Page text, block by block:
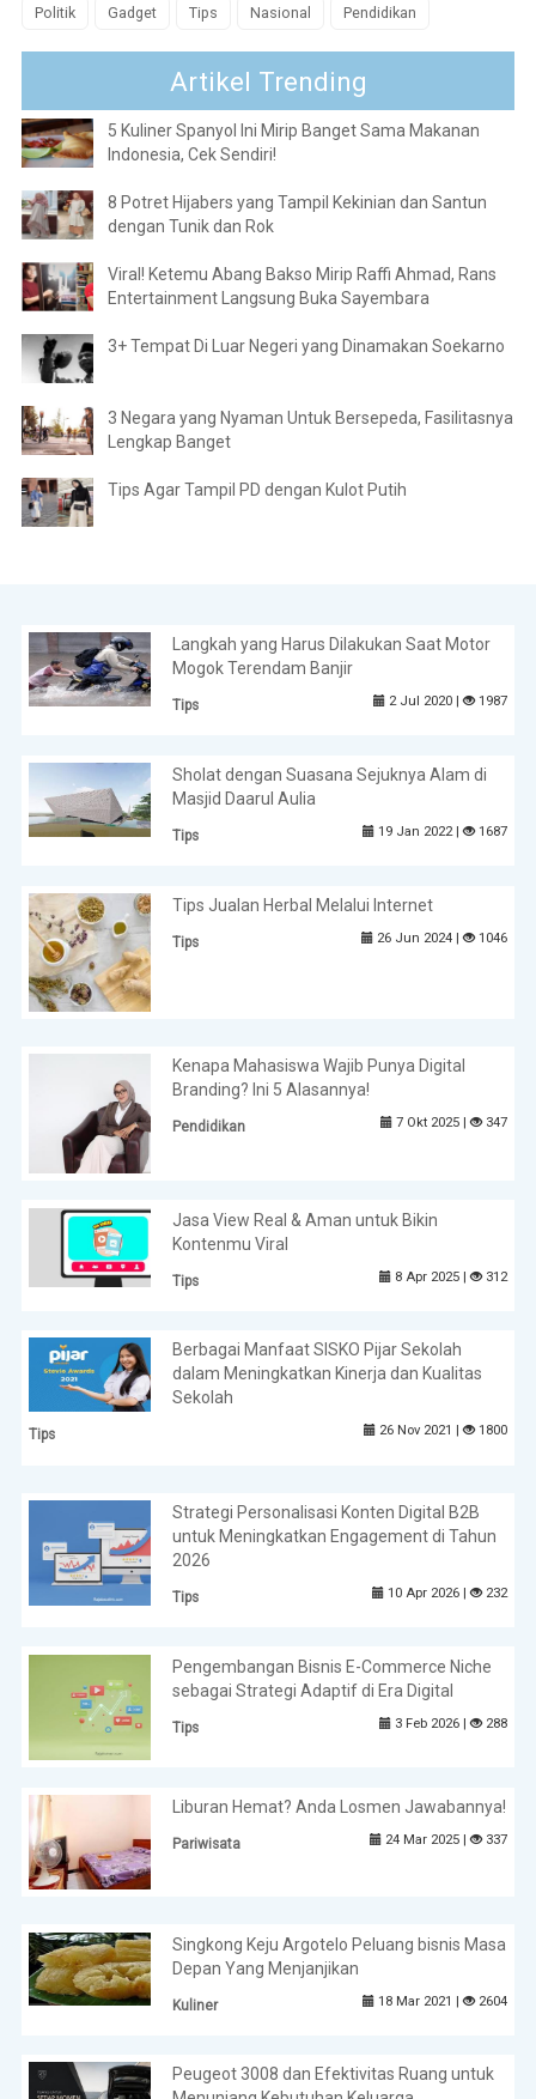
Politik Gadget Tips Nasional Pendidikan
Artikel Trending
5 Kuliner Spanyol Ini Mirip Banget Sama Makanan
Indonesia, Cek Sendiri!
8 Potret Hijabers yang Tampil Kekinian dan Santun
dengan Tunik dan Rok
Viral! Ketemu Abang Bakso Mirip Raffi Ahmad, Rans
Entertainment Langsung Buka Sayembara
3+ Tempat Di Luar Negeri yang Dinamakan Soekarno
3 Negara yang Nyaman Untuk Bersepeda, Fasilitasnya
Lengkap Banget
Tips Agar Tampil PD dengan Kulot Putih
Langkah yang Harus Dilakukan Saat Motor
Mogok Terendam Banjir
Tips 2 Jul 2020 | 1987
Sholat dengan Suasana Sejuknya Alam di
Masjid Daarul Aulia
Tips 19 Jan 2022 | 1687
Tips Jualan Herbal Melalui Internet
Tips 26 Jun 2024 | 1046
Kenapa Mahasiswa Wajib Punya Digital
Branding? Ini 5 Alasannya!
Pendidikan 7 Okt 2025 | 347
Jasa View Real & Aman untuk Bikin
Kontenmu Viral
Tips 8 Apr 2025 | 312
Berbagai Manfaat SISKO Pijar Sekolah
dalam Meningkatkan Kinerja dan Kualitas
Sekolah
Tips 26 Nov 2021 | 1800
Strategi Personalisasi Konten Digital B2B
untuk Meningkatkan Engagement di Tahun
2026
Tips 10 Apr 2026 | 232
Pengembangan Bisnis E-Commerce Niche
sebagai Strategi Adaptif di Era Digital
Tips 3 Feb 2026 | 288
Liburan Hemat? Anda Losmen Jawabannya!
Pariwisata 24 Mar 2025 | 337
Singkong Keju Argotelo Peluang bisnis Masa
Depan Yang Menjanjikan
Kuliner 18 Mar 2021 | 2604
Peugeot 3008 dan Efektivitas Ruang untuk